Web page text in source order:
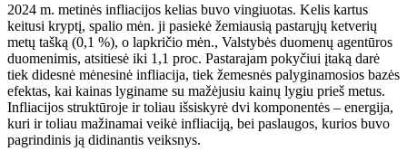
2024 m. metinės infliacijos kelias buvo vingiuotas. Kelis kartus
keitusi kryptį, spalio mėn. ji pasiekė žemiausią pastarųjų ketverių
metų tašką (0,1 %), o lapkričio mėn., Valstybės duomenų agentūros
duomenimis, atsitiesė iki 1,1 proc. Pastarajam pokyčiui įtaką darė
tiek didesnė mėnesinė infliacija, tiek žemesnės palyginamosios bazės
efektas, kai kainas lyginame su mažėjusiu kainų lygiu prieš metus.
Infliacijos struktūroje ir toliau išsiskyrė dvi komponentės – energija,
kuri ir toliau mažinamai veikė infliaciją, bei paslaugos, kurios buvo
pagrindinis ją didinantis veiksnys.